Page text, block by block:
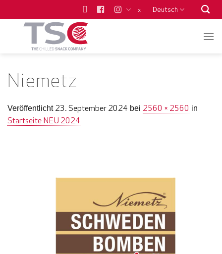
Inhalt
x Deutsch
Niemetz
Veröffentlicht 23. September 2024 bei 2560 × 2560 in
Startseite NEU 2024